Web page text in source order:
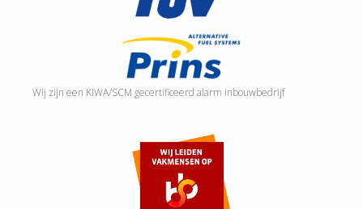
Wij zijn een KIWA/SCM gecertificeerd alarm inbouwbedrijf